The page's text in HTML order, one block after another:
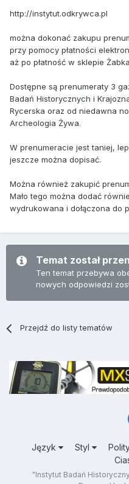
http://instytut.odkrywca.pl
można dokonać zakupu
przy pomocy płatności
aż po płatność w sklepie
Dostępne są prenumeraty 3
Badań Historycznych i
Rycerska oraz od niedawna
Archeologia Żywa.
W prenumeracie jest taniej,
jeszcze można dopisać.
Można również zakupić
Mało tego można dodać
wydrukowana i dołączona do
Temat został
Ten temat przebywa
nowych odpowiedzi
Przejdź do listy tematów
Język Styl
"Instytut Badań